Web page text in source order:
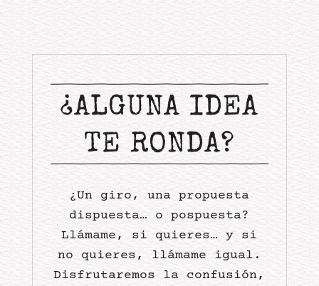
¿ALGUNA IDEA
TE RONDA?
¿Un giro, una propuesta
dispuesta… o pospuesta?
Llámame, si quieres… y si
no quieres, llámame igual.
Disfrutaremos la confusión,